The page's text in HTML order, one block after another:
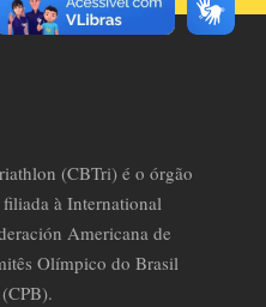
(CBTri) é o órgão
à International
Americana de
Olímpico do Brasil